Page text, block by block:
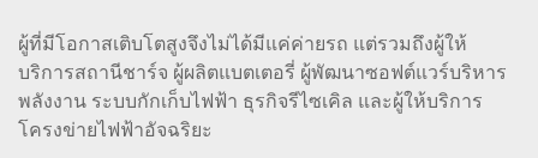
ผู้ที่มีโอกาสเติบโตสูงจึงไม่ได้มีแค่ค่ายรถ แต่รวมถึงผู้ให้
บริการสถานีชาร์จ ผู้ผลิตแบตเตอรี่ ผู้พัฒนาซอฟต์แวร์บริหาร
พลังงาน ระบบกักเก็บไฟฟ้า ธุรกิจรีไซเคิล และผู้ให้บริการ
โครงข่ายไฟฟ้าอัจฉริยะ